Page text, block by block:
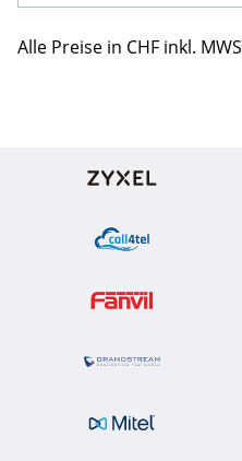
Alle Preise in CHF inkl.